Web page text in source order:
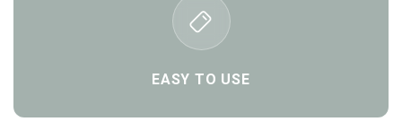
EASY TO USE